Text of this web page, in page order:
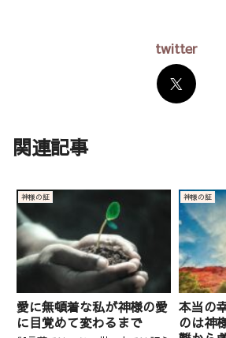
twitter
関連記事
神様の証
愛に無頓着な私が神様の愛
に目覚めて変わるまで
神様の証
本当の
のは神